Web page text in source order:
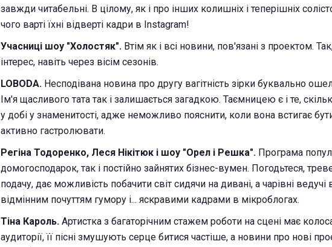
завжди читабельні. В цілому, як і про інших колишніх і теперішніх
чого варті їхні відверті кадри в Instagram!
Учасниці шоу "Холостяк". Втім як і всі новини, пов'язані з проектом.
інтерес, навіть через вісім сезонів.
LOBODA. Несподівана новина про другу вагітність зірки буквально
Ім'я щасливого тата так і залишається загадкою. Таємницею є і те,
у добі у знаменитості, адже неможливо пояснити, коли вона встигає
активно гастролювати.
Регіна Тодоренко, Леся Нікітюк і шоу "Орел і Решка". Програма
домогосподарок, так і постійно зайнятих бізнес-вумен. Погодьтеся,
подачу, дає можливість побачити світ сидячи на дивані, а чарівні ведучі
відмінним почуттям гумору і... яскравими кадрами в мікроблогах.
Тіна Кароль. Артистка з багаторічним стажем роботи на сцені має
аудиторії, її пісні змушують серце битися частіше, а новини про нові